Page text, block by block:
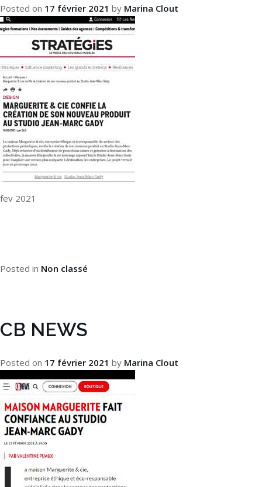
Posted on 17 février 2021 by Marina Clout
fev 2021
Posted in Non classé
CB NEWS
Posted on 17 février 2021 by Marina Clout